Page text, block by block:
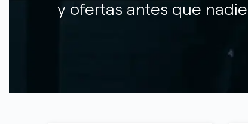
y ofertas antes que nadie